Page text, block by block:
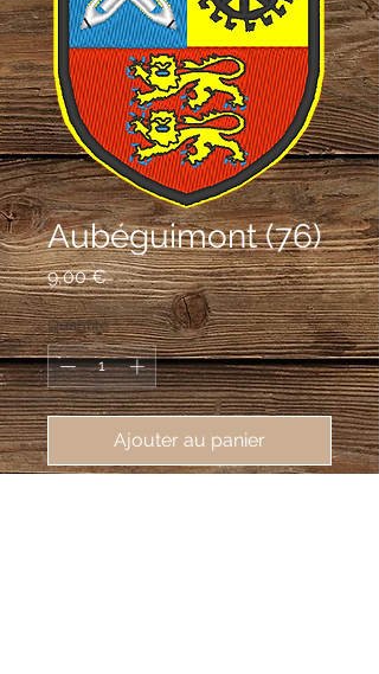
Aubéguimont (76)
9,00 €Prix
Quantité *
Ajouter au panier